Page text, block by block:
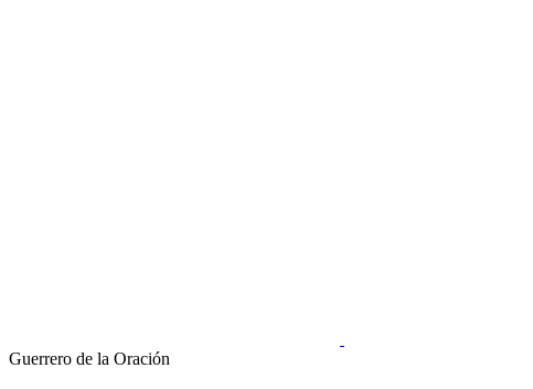
Guerrero de la Oración